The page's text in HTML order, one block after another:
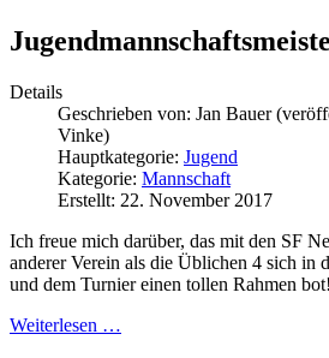
Details
Geschrieben von: Jan Bauer
Vinke)
Hauptkategorie: Jugend
Kategorie: Mannschaft
Erstellt: 22. November 2017
Ich freue mich darüber, das mit den SF
anderer Verein als die Üblichen 4 sich in
und dem Turnier einen tollen Rahmen bot!
Weiterlesen …